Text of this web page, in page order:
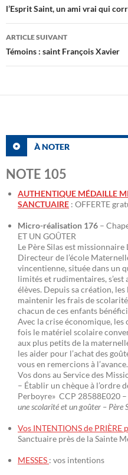
des
articles
l’Esprit Saint, un ami vrai qui
ARTICLE SUIVANT
Témoins : saint François Xavier
À NOTER
NOTE 105
AUTHENTIQUE MÉDAILLE
SANCTUAIRE : OFFERTE
Micro-réalisation 176 –
ET UN GOÛTER
Le Père Silas est
Directeur de l’école
vincentienne, située dans un
limités et rudimentaires,
élèves. Depuis sa création,
maintenir les frais de
chacun de ces enfants
Avec la crise économique,
fois le matériel scolaire
aux plus petits de la
les aider pour l’achat des
vous en remercions à l’avance.
Vos dons au Service des
– Établir un chèque à l’ordre
Perboyre» CCP 28588E020
une scolarité et un goûter – Père
Vos INTENTIONS de PRIÈRE
Sanctuaire près de la Sainte
MESSES : vos intentions